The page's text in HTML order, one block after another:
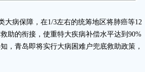
病保障，在1/3左右的统筹地区将肺癌等12
助的衔接，使重特大疾病补偿水平达到90%
，青岛即将实行大病困难户兜底救助政策，